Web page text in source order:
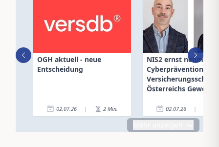
OGH aktuell - neue
Entscheidung
02.07.26 | 2 Min.
NIS2 ernst nehmen:
Cyberprävention und
Versicherungsschutz
Österreichs Gewerbe
02.07.26 |